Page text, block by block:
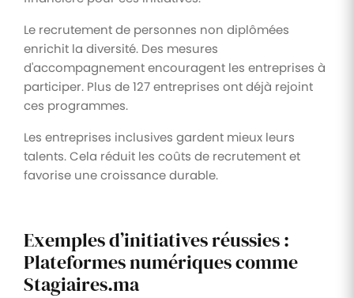
Le recrutement de personnes non diplômées
enrichit la diversité. Des mesures
d'accompagnement encouragent les entreprises à
participer. Plus de 127 entreprises ont déjà rejoint
ces programmes.
Les entreprises inclusives gardent mieux leurs
talents. Cela réduit les coûts de recrutement et
favorise une croissance durable.
Exemples d’initiatives réussies :
Plateformes numériques comme
Stagiaires.ma